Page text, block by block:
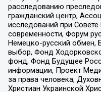
расследованию
гражданский центр,
исследований при
современности, Форум
Немецко-русский обмен,
выбор, Фонд
фонд, Фонд Будущее
информации, Проект
за права человека,
Христиан Украинской